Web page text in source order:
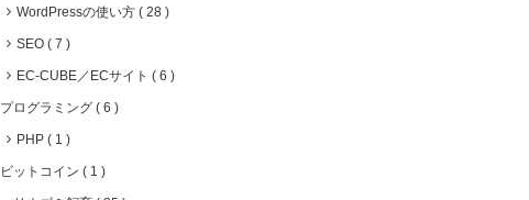
WordPressの使い方 28
SEO 7
EC-CUBE／ECサイト 6
プログラミング 6
PHP 1
ビットコイン 1